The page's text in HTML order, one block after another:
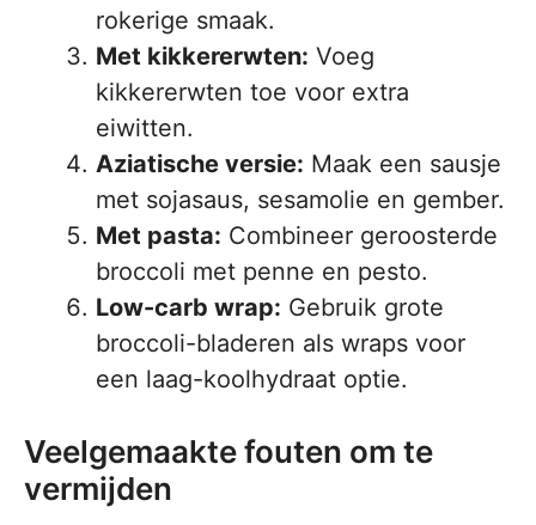
rokerige smaak.
Met kikkererwten: Voeg
kikkererwten toe voor extra
eiwitten.
Aziatische versie: Maak een sausje
met sojasaus, sesamolie en gember.
Met pasta: Combineer geroosterde
broccoli met penne en pesto.
Low-carb wrap: Gebruik grote
broccoli-bladeren als wraps voor
een laag-koolhydraat optie.
Veelgemaakte fouten om te
vermijden